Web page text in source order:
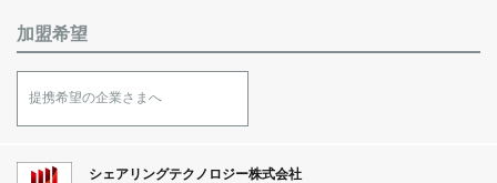
加盟希望
提携希望の企業さまへ
シェアリングテクノロジー株式会社